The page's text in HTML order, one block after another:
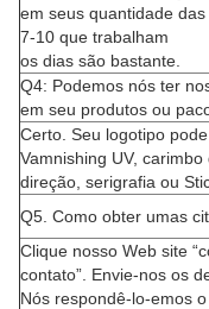
em seus quantidade
7-10 que trabalham
os dias são bastante.
Q4: Podemos nós ter
em seu produtos ou
Certo. Seu logotipo
Vamnishing UV,
direção, serigrafia ou
Q5. Como obter umas
Clique nosso Web site
contato”. Envie-nos os
Nós respondê-lo-emos o